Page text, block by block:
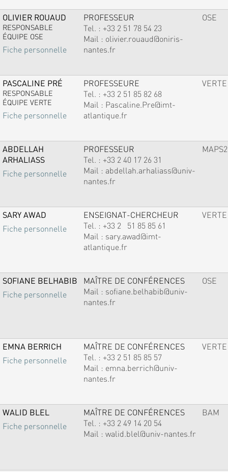
OLIVIER ROUAUD
RESPONSABLE
ÉQUIPE OSE
Fiche personnelle
PROFESSEUR
Tel. : +33 2 51 78 54 23
Mail : olivier.rouaud@oniris-
nantes.fr
OSE
PASCALINE PRÉ
RESPONSABLE
ÉQUIPE VERTE
Fiche personnelle
PROFESSEURE
Tel. : +33 2 51 85 82 68
Mail : Pascaline.Pre@imt-
atlantique.fr
VERTE
ABDELLAH
ARHALIASS
Fiche personnelle
PROFESSEUR
Tel. : +33 2 40 17 26 31
Mail : abdellah.arhaliass@univ-
nantes.fr
MAPS2
SARY AWAD
Fiche personnelle
ENSEIGNAT-CHERCHEUR
Tel. : +33 2 51 85 85 61
Mail : sary.awad@imt-
atlantique.fr
VERTE
SOFIANE BELHABIB
Fiche personnelle
MAÎTRE DE CONFÉRENCES
Mail : sofiane.belhabib@univ-
nantes.fr
OSE
EMNA BERRICH
Fiche personnelle
MAÎTRE DE CONFÉRENCES
Tel. : +33 2 51 85 85 57
Mail : emna.berrich@univ-
nantes.fr
VERTE
WALID BLEL
Fiche personnelle
MAÎTRE DE CONFÉRENCES
Tel. : +33 2 49 14 20 54
Mail : walid.blel@univ-nantes.fr
BAM